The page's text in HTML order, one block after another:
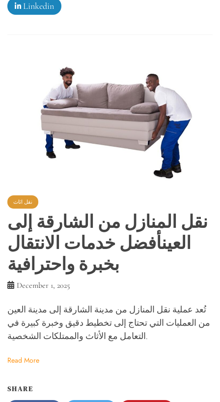
Linkedin
نقل اثاث
نقل المنازل من الشارقة إلى
العينأفضل خدمات الانتقال
بخبرة واحترافية
December 1, 2025
تُعد عملية نقل المنازل من مدينة الشارقة إلى مدينة العين
من العمليات التي تحتاج إلى تخطيط دقيق وخبرة كبيرة في
التعامل مع الأثاث والممتلكات الشخصية.
Read More
SHARE